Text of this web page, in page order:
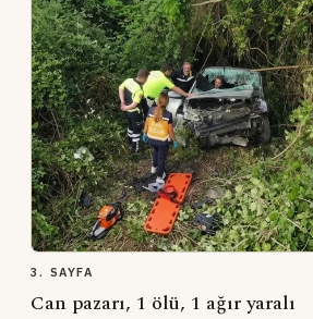
3. SAYFA
Can pazarı, 1 ölü, 1 ağır yaralı